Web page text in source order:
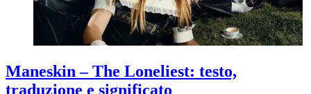
Maneskin – The Loneliest: testo,
traduzione e significato